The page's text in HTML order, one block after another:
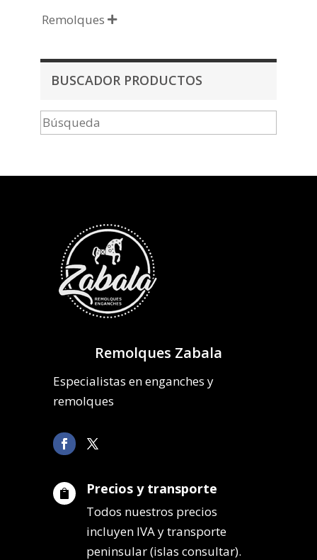
Remolques 
BUSCADOR PRODUCTOS
Remolques Zabala
Especialistas en enganches y
remolques
 Precios y transporte
Todos nuestros precios
incluyen IVA y transporte
peninsular (islas consultar).